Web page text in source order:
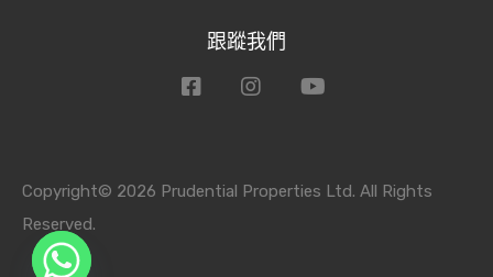
跟蹤我們
Copyright© 2026 Prudential Properties Ltd. All Rights
Reserved.